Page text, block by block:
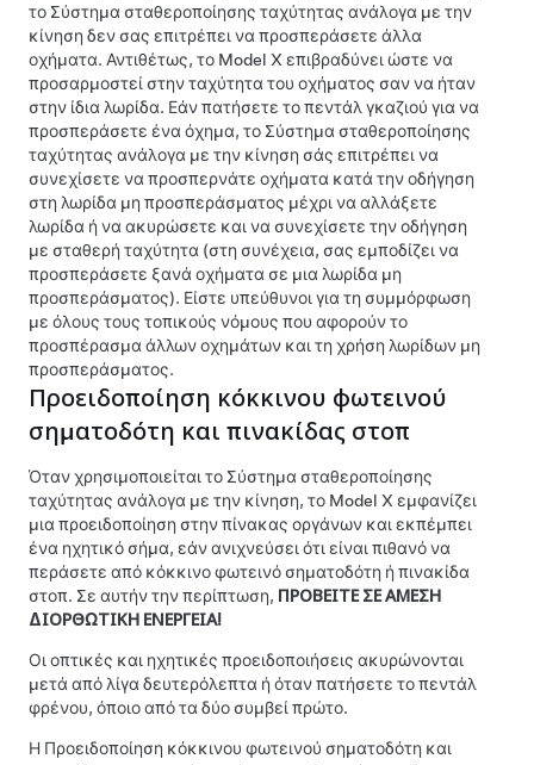
το Σύστημα σταθεροποίησης ταχύτητας ανάλογα με την
κίνηση δεν σας επιτρέπει να προσπεράσετε άλλα
οχήματα. Αντιθέτως, το Model X επιβραδύνει ώστε να
προσαρμοστεί στην ταχύτητα του οχήματος σαν να ήταν
στην ίδια λωρίδα. Εάν πατήσετε το πεντάλ γκαζιού για να
προσπεράσετε ένα όχημα, το Σύστημα σταθεροποίησης
ταχύτητας ανάλογα με την κίνηση σάς επιτρέπει να
συνεχίσετε να προσπερνάτε οχήματα κατά την οδήγηση
στη λωρίδα μη προσπεράσματος μέχρι να αλλάξετε
λωρίδα ή να ακυρώσετε και να συνεχίσετε την οδήγηση
με σταθερή ταχύτητα (στη συνέχεια, σας εμποδίζει να
προσπεράσετε ξανά οχήματα σε μια λωρίδα μη
προσπεράσματος). Είστε υπεύθυνοι για τη συμμόρφωση
με όλους τους τοπικούς νόμους που αφορούν το
προσπέρασμα άλλων οχημάτων και τη χρήση λωρίδων μη
προσπεράσματος.
Προειδοποίηση κόκκινου φωτεινού
σηματοδότη και πινακίδας στοπ
Όταν χρησιμοποιείται το Σύστημα σταθεροποίησης
ταχύτητας ανάλογα με την κίνηση, το Model X εμφανίζει
μια προειδοποίηση στηνπίνακας οργάνων και εκπέμπει
ένα ηχητικό σήμα, εάν ανιχνεύσει ότι είναι πιθανό να
περάσετε από κόκκινο φωτεινό σηματοδότη ή πινακίδα
στοπ. Σε αυτήν την περίπτωση, ΠΡΟΒΕΙΤΕ ΣΕ ΑΜΕΣΗ
ΔΙΟΡΘΩΤΙΚΗ ΕΝΕΡΓΕΙΑ!
Οι οπτικές και ηχητικές προειδοποιήσεις ακυρώνονται
μετά από λίγα δευτερόλεπτα ή όταν πατήσετε το πεντάλ
φρένου, όποιο από τα δύο συμβεί πρώτο.
Η Προειδοποίηση κόκκινου φωτεινού σηματοδότη και